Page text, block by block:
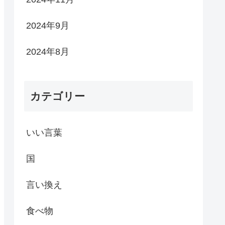
2024年9月
2024年8月
カテゴリー
いい言葉
国
言い換え
食べ物